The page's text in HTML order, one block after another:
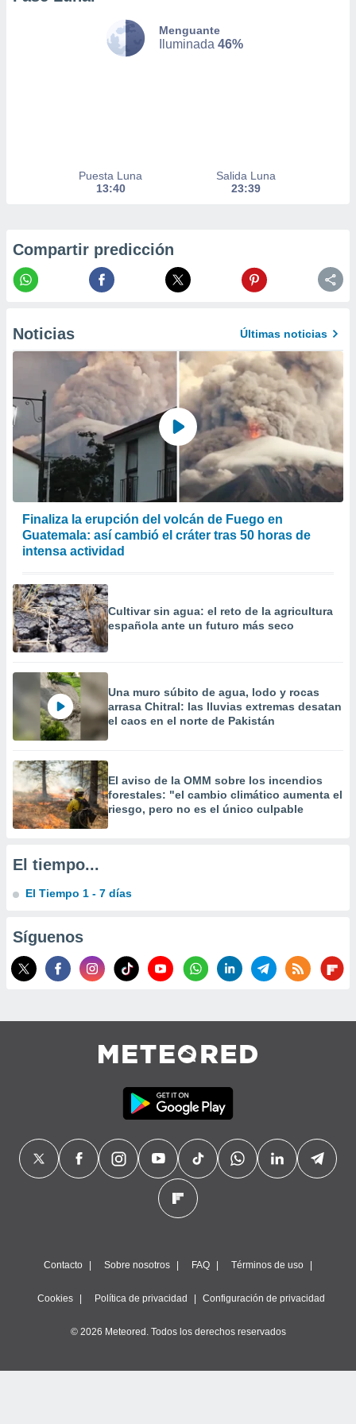
en
a lo que
Para
datos
en
en
de
un
o acceder
datos
utilizar
uso de
la
contenido
medir el
el
del
de
de
de
publicidad
Menguante
Iluminada 46%
Puesta Luna
13:40
Salida Luna
23:39
Compartir predicción
Noticias Últimas noticias
Finaliza la erupción del volcán de Fuego en
Guatemala: así cambió el cráter tras 50 horas de
intensa actividad
Cultivar sin agua: el reto de la agricultura
española ante un futuro más seco
Una muro súbito de agua, lodo y rocas
arrasa Chitral: las lluvias extremas desatan
el caos en el norte de Pakistán
El aviso de la OMM sobre los incendios
forestales: "el cambio climático aumenta el
riesgo, pero no es el único culpable
El tiempo...
El Tiempo 1 - 7 días
Síguenos
Contacto Sobre nosotros FAQ Términos de uso
Cookies Política de privacidad Configuración de privacidad
© 2026 Meteored. Todos los derechos reservados